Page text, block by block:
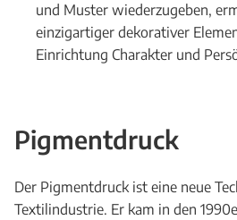
und Muster wiederzugeben,
einzigartiger dekorativer
Einrichtung Charakter und
Pigmentdruck
Der Pigmentdruck ist eine neue
Textilindustrie. Er kam in den